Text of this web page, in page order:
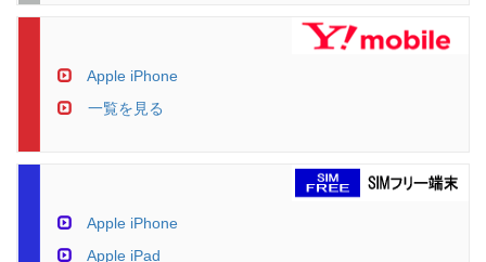
Apple iPhone
一覧を見る
Apple iPhone
Apple iPad